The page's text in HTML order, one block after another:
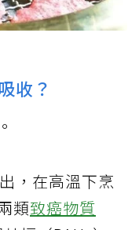
收？
，在高溫下烹
類致癌物質